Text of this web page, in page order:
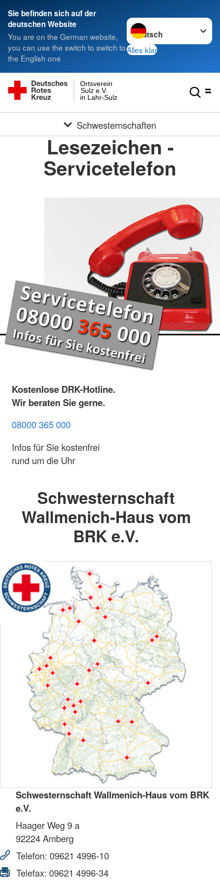
Sie befinden sich auf der
deutschen Website
You are on the German website,
you can use the switch to switch to
the English one
Sprache wechseln zu
Alles klar
in Lahr-Sulz
Sulz e.V.
Ortsverein
Schwesternschaften
Lesezeichen -
Servicetelefon
Kostenlose DRK-Hotline.
Wir beraten Sie gerne.
08000 365 000
Infos für Sie kostenfrei
rund um die Uhr
Schwesternschaft
Wallmenich-Haus vom
BRK e.V.
Schwesternschaft Wallmenich-Haus vom BRK
e.V.
Haager Weg 9 a
92224Amberg
Telefon: 09621 4996-10
Telefax: 09621 4996-34